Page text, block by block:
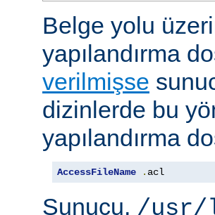
Belge yolu
yapılandırma
verilmişse
dizinlerde bu
yapılandırma
AccessFileName . acl
Sunucu, /usr/